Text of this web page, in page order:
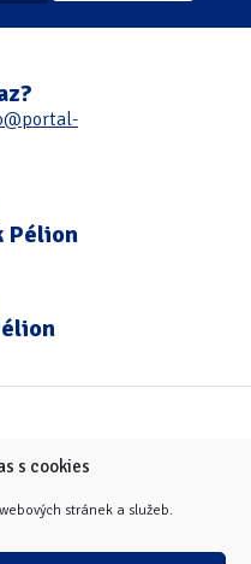
s cookies
stránek a služeb.
Pélion